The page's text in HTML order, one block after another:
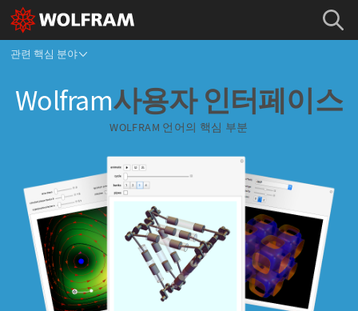
관련 핵심 분야
Wolfram사용자 인터페이스
WOLFRAM 언어의 핵심 부분